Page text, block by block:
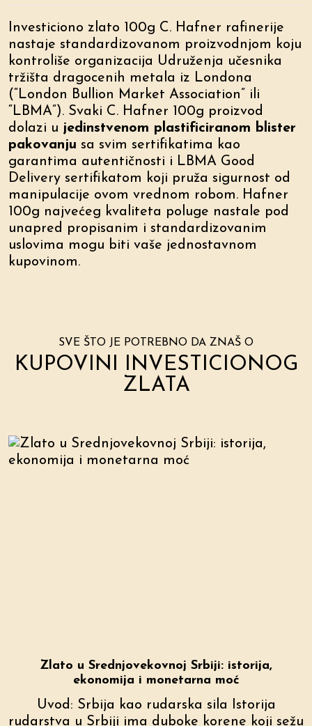
Investiciono zlato 100g C. Hafner rafinerije
nastaje standardizovanom proizvodnjom koju
kontroliše organizacija Udruženja učesnika
tržišta dragocenih metala iz Londona
(“London Bullion Market Association” ili
“LBMA”). Svaki C. Hafner 100g proizvod
dolazi u jedinstvenom plastificiranom blister
pakovanju sa svim sertifikatima kao
garantima autentičnosti i LBMA Good
Delivery sertifikatom koji pruža sigurnost od
manipulacije ovom vrednom robom. Hafner
100g najvećeg kvaliteta poluge nastale pod
unapred propisanim i standardizovanim
uslovima mogu biti vaše jednostavnom
kupovinom.
999,9 / 24 karata
Sigurnosno pakovanje Blister pakovanje
Debljina poluge
3.5 mm
30.1 mm
SVE ŠTO JE POTREBNO DA ZNAŠ O
KUPOVINI INVESTICIONOG
ZLATA
Zlato u Srednjovekovnoj Srbiji: istorija,
ekonomija i monetarna moć
Uvod: Srbija kao rudarska sila Istorija
rudarstva u Srbiji ima duboke korene koji sežu